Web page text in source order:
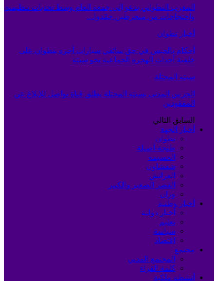
المغرب التطواني يدعو إلى جمعه العام وسط تحديات تنظيمية
واحتجاجات من منخرطين جمّدوا…
أخبار تطوان
أحكام بالحبس في حق سائقي سيارات أجرة بتطوان على
خلفية أحداث الهجرة الجماعية نحو سبتة
سبته المحتلة
الحرس المدني بسبتة المحتلة يطلق قناة تواصل للإبلاغ عن
المفقودين
السابق التالي
أخبار الجهة
تطوان
طنجة-أصيلة
الحسيمة
شفشاون
العرائش
القصر الصغير والكبير
وزان
أخبار وطنية
أخبار دولية
تعليم
سياسة
اقتصاد
مجتمع
المجتمع المدني
كلمة القراء
أنشطة ملكية